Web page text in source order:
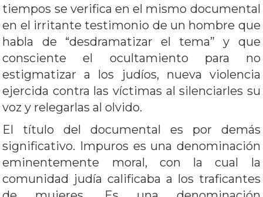
tiempos se verifica en el mismo documental
en el irritante testimonio de un hombre que
habla de “desdramatizar el tema” y que
consciente el ocultamiento para no
estigmatizar a los judíos, nueva violencia
ejercida contra las víctimas al silenciarles su
voz y relegarlas al olvido.
El título del documental es por demás
significativo. Impuros es una denominación
eminentemente moral, con la cual la
comunidad judía calificaba a los traficantes